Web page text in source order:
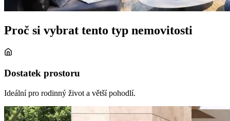
Proč si vybrat tento typ nemovitosti
Dostatek prostoru
Ideální pro rodinný život a větší pohodlí.